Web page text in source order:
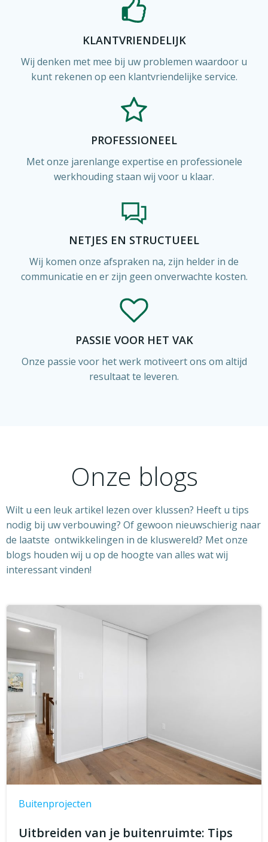
KLANTVRIENDELIJK
Wij denken met mee bij uw problemen waardoor u
kunt rekenen op een klantvriendelijke service.
PROFESSIONEEL
Met onze jarenlange expertise en professionele
werkhouding staan wij voor u klaar.
NETJES EN STRUCTUEEL
Wij komen onze afspraken na, zijn helder in de
communicatie en er zijn geen onverwachte kosten.
PASSIE VOOR HET VAK
Onze passie voor het werk motiveert ons om altijd
resultaat te leveren.
Onze blogs
Wilt u een leuk artikel lezen over klussen? Heeft u tips
nodig bij uw verbouwing? Of gewoon nieuwschierig naar
de laatste ontwikkelingen in de kluswereld? Met onze
blogs houden wij u op de hoogte van alles wat wij
interessant vinden!
Buitenprojecten
Uitbreiden van je buitenruimte: Tips